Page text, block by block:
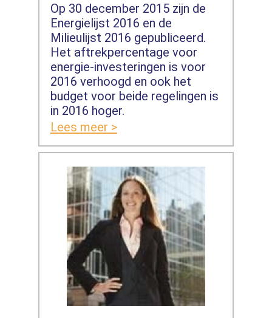
Op 30 december 2015 zijn de
Energielijst 2016 en de
Milieulijst 2016 gepubliceerd.
Het aftrekpercentage voor
energie-investeringen is voor
2016 verhoogd en ook het
budget voor beide regelingen is
in 2016 hoger.
Lees meer >